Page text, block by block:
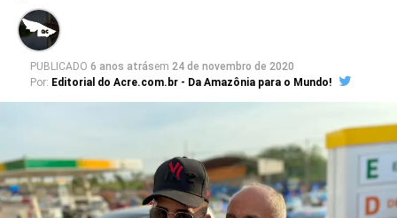
PUBLICADO 6 anos atrásem 24 de novembro de 2020
Por: Editorial do Acre.com.br - Da Amazônia para o Mundo!